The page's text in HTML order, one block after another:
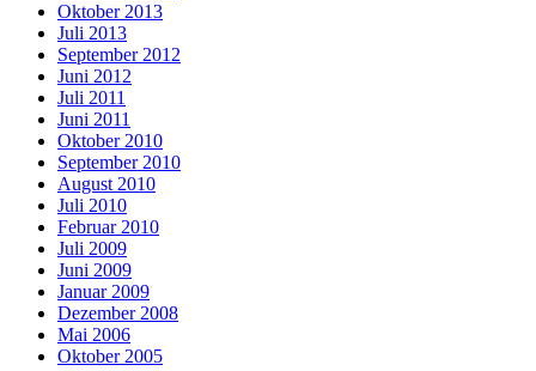
Oktober 2013
Juli 2013
September 2012
Juni 2012
Juli 2011
Juni 2011
Oktober 2010
September 2010
August 2010
Juli 2010
Februar 2010
Juli 2009
Juni 2009
Januar 2009
Dezember 2008
Mai 2006
Oktober 2005